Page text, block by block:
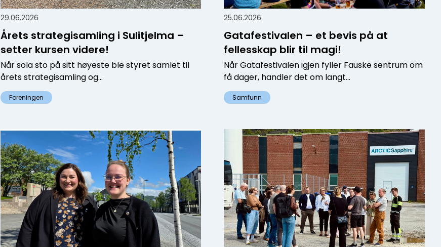
29.06.2026
Årets strategisamling i Sulitjelma –
setter kursen videre!
Når sola sto på sitt høyeste ble styret samlet til
årets strategisamling og...
Foreningen
25.06.2026
Gatafestivalen – et bevis på at
fellesskap blir til magi!
Når Gatafestivalen igjen fyller Fauske sentrum om
få dager, handler det om langt...
Samfunn